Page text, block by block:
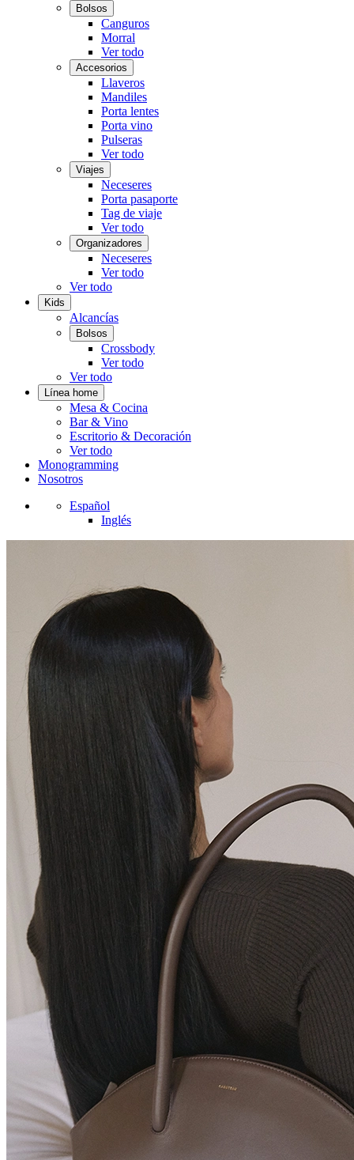
Bolsos
Canguros
Morral
Ver todo
Accesorios
Llaveros
Mandiles
Porta lentes
Porta vino
Pulseras
Ver todo
Viajes
Neceseres
Porta pasaporte
Tag de viaje
Ver todo
Organizadores
Neceseres
Ver todo
Ver todo
Kids
Alcancías
Bolsos
Crossbody
Ver todo
Ver todo
Línea home
Mesa & Cocina
Bar & Vino
Escritorio & Decoración
Ver todo
Monogramming
Nosotros
Español
Inglés